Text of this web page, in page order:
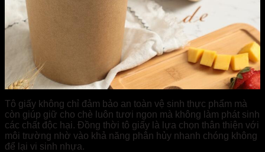
Tô giấy không chỉ đảm bảo an toàn vệ sinh thực phẩm mà
còn giúp giữ cho chè luôn tươi ngon mà không làm phát sinh
các chất độc hại. Đồng thời tô giấy là lựa chọn thân thiện với
môi trường nhờ vào khả năng phân hủy nhanh chóng không
để lại vi sinh nhựa.